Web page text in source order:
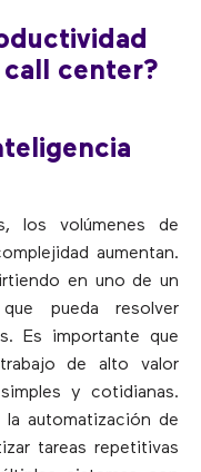
center?
los volúmenes de
aumentan.
en uno de un
pueda resolver
Es importante que
de alto valor
y cotidianas.
automatización de
tareas repetitivas